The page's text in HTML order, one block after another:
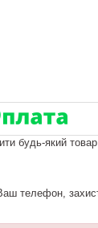
будь-який
телефон,